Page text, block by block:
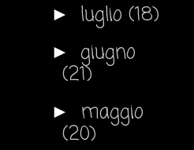
► luglio (18)
► giugno
(21)
► maggio
(20)